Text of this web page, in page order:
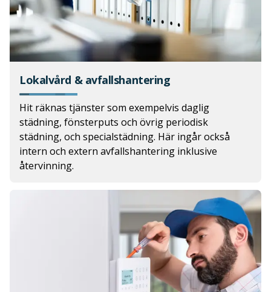
Lokalvård & avfallshantering
Hit räknas tjänster som exempelvis daglig
städning, fönsterputs och övrig periodisk
städning, och specialstädning. Här ingår också
intern och extern avfallshantering inklusive
återvinning.